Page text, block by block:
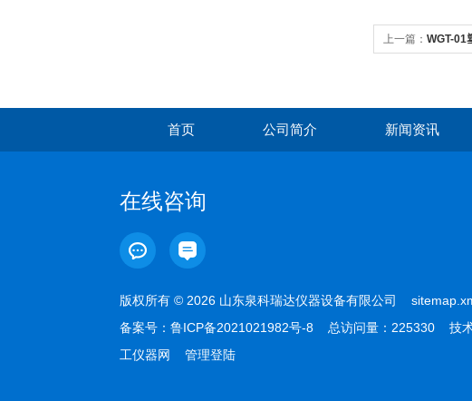
上一篇： WGT-01
首页 公司简介 新闻资讯
在线咨询
版权所有 © 2026 山东泉科瑞达仪器设备有限公司
备案号： 鲁ICP备2021021982号-8 总访问量：225330 技术
工仪器网
管理登陆